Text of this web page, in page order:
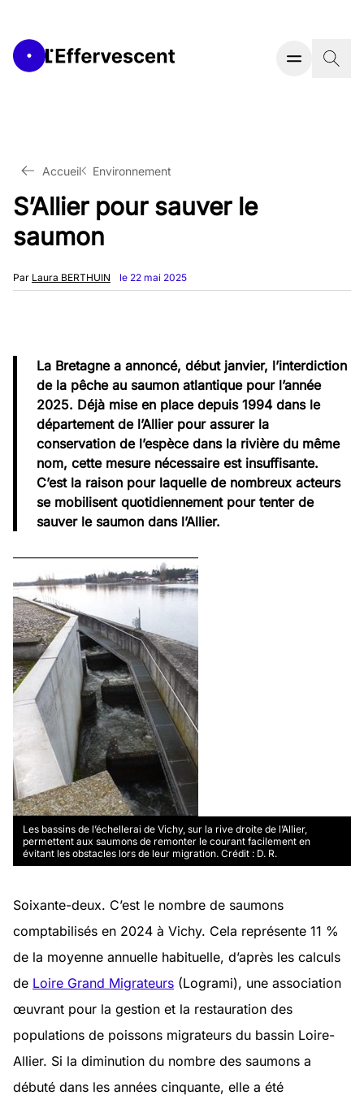
Accueil Environnement
S’Allier pour sauver le
saumon
Par Laura BERTHUIN le 22 mai 2025
La Bretagne a annoncé, début janvier, l’interdiction
de la pêche au saumon atlantique pour l’année
2025. Déjà mise en place depuis 1994 dans le
département de l’Allier pour assurer la
conservation de l’espèce dans la rivière du même
nom, cette mesure nécessaire est insuffisante.
C’est la raison pour laquelle de nombreux acteurs
se mobilisent quotidiennement pour tenter de
sauver le saumon dans l’Allier.
Les bassins de l’échellerai de Vichy, sur la rive droite de l’Allier,
permettent aux saumons de remonter le courant facilement en
évitant les obstacles lors de leur migration. Crédit : D. R.
Soixante-deux. C’est le nombre de saumons
comptabilisés en 2024 à Vichy. Cela représente 11 %
de la moyenne annuelle habituelle, d’après les calculs
de Loire Grand Migrateurs (Logrami), une association
œuvrant pour la gestion et la restauration des
populations de poissons migrateurs du bassin Loire-
Allier. Si la diminution du nombre des saumons a
débuté dans les années cinquante, elle a été